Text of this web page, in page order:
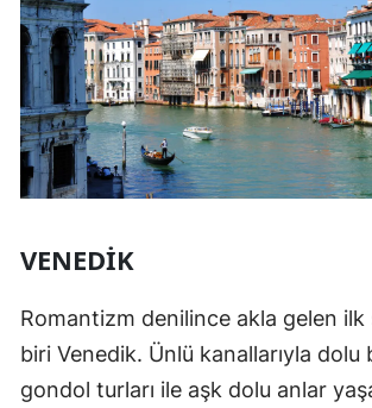
VENEDIK
Romantizm denilince akla gelen ilk
biri Venedik. Ünlü kanallarıyla dolu
gondol turları ile aşk dolu anlar